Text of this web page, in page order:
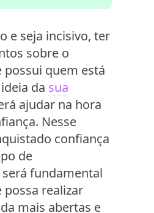
e seja incisivo, ter
sobre o
quem está
da sua
ajudar na hora
Nesse
confiança
de
fundamental
possa realizar
mais abertas e